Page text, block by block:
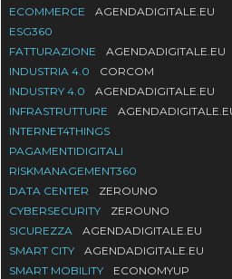
ECOMMERCE
AGENDADIGITALE.EU
ESG360
FATTURAZIONE
AGENDADIGITALE.EU
INDUSTRIA 4.0
CORCOM
INDUSTRY 4.0
AGENDADIGITALE.EU
INFRASTRUTTURE
INTERNET4THINGS
PAGAMENTIDIGITALI
RISKMANAGEMENT360
DATA CENTER
ZEROUNO
CYBERSECURITY
ZEROUNO
SICUREZZA
AGENDADIGITALE.EU
SMART CITY
AGENDADIGITALE.EU
SMART MOBILITY
ECONOMYUP